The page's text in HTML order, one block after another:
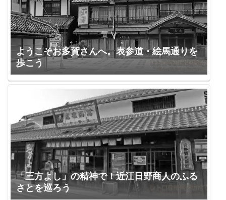
ようこそお多賀さんへ。表参道・絵馬通りを
歩こう
「三方よし」の精神で！近江日野商人のふる
さとを巡ろう